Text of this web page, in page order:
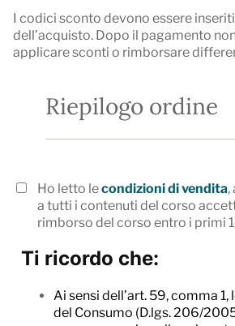
I codici sconto devono essere
dell’acquisto. Dopo il pagamento
applicare sconti o rimborsare
Riepilogo ordine
Ho letto lecondizioni di vendita,
a tutti i contenuti del corso
rimborso del corso entro i primi
Ti ricordo che:
Ai sensi dell’art. 59, comma
del Consumo (D.lgs. 206/